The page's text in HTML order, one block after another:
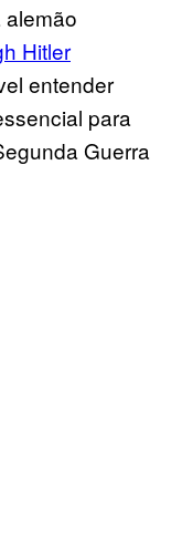
alemão
Hitler
entender
para
Guerra